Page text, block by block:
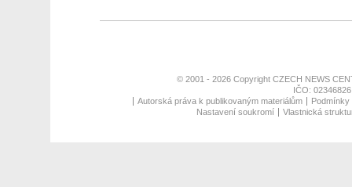
© 2001 - 2026 Copyright CZECH NEWS
IČO:
Autorská práva k publikovaným materiálům
Nastavení soukromí
Vlastnická